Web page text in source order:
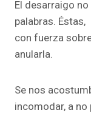
El desarraigo
palabras.
con fuerza
anularla.
Se nos
incomodar, a